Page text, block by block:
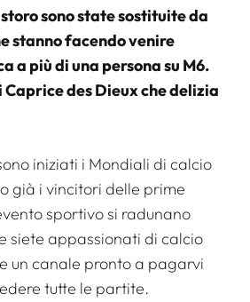
sono state sostituite da
stanno facendo venire
a più di una persona su M6.
Caprice des Dieux che delizia
iniziati i Mondiali di calcio
già i vincitori delle prime
sportivo si radunano
siete appassionati di calcio
un canale pronto a pagarvi
tutte le partite.